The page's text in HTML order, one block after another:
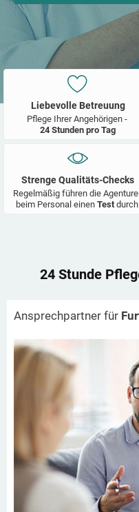
Liebevolle Betreuung
Pflege Ihrer Angehörigen -
24 Stunden pro Tag
Strenge Qualitäts-Checks
Regelmäßig führen die
beim Personal einen Test durch.
24 Stunde
Ansprechpartner für